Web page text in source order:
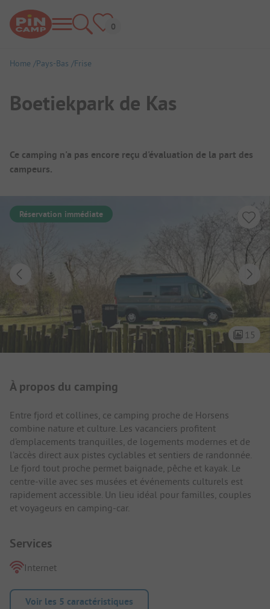
Home Pays-Bas Frise
Boetiekpark de Kas
Aperçu du camping
Ce camping n'a pas encore reçu d'évaluation de la part des
campeurs.
Réservation immédiate
15
Présentation du camping
À propos du camping
Entre fjord et collines, ce camping proche de Horsens
combine nature et culture. Les vacanciers profitent
d’emplacements tranquilles, de logements modernes et de
l’accès direct aux pistes cyclables et sentiers de randonnée.
Le fjord tout proche permet baignade, pêche et kayak. Le
centre-ville avec ses musées et événements culturels est
rapidement accessible. Un lieu idéal pour familles, couples
et voyageurs en camping-car.
Services
Internet
Voir les 5 caractéristiques